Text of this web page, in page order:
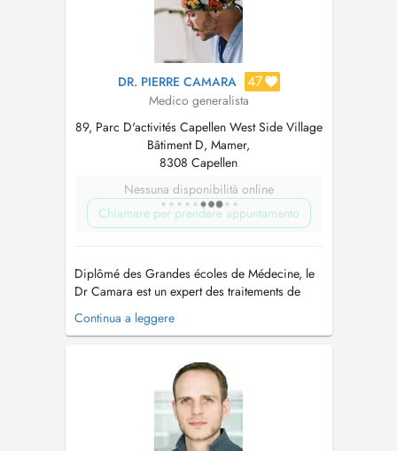
DR. PIERRE CAMARA 47
Medico generalista
89, Parc D'activités Capellen West Side Village
Bâtiment D, Mamer,
8308 Capellen
Nessuna disponibilità online
Chiamare per prendere appuntamento
Diplômé des Grandes écoles de Médecine, le
Dr Camara est un expert des traitements de
réjuvénation, anti-âge et de micro-nutrition. Des
techniques non-invasives qui vous procurent
spectaculaires. Le Dr Camara propose des
protocoles de soins sur mesure...
Continua a leggere